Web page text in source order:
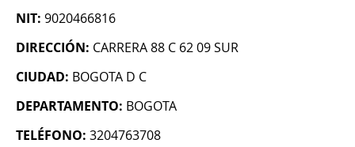
NIT: 9020466816
DIRECCIÓN: CARRERA 88 C 62 09 SUR
CIUDAD: BOGOTA D C
DEPARTAMENTO: BOGOTA
TELÉFONO: 3204763708